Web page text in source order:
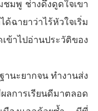
มพู ช่างดึงดูดใจเขา
ฉายาว่าไร้หัวใจเริ่ม
ข้าไปอ่านประวัติของ
นะยากจน ทำงานส่ง
การเรียนดีมาตลอด